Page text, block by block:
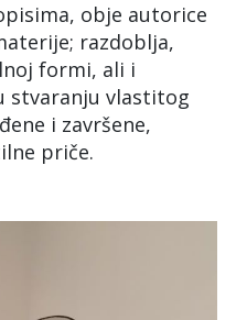
obje autorice
razdoblja,
formi, ali i
stvaranju vlastitog
i završene,
priče.